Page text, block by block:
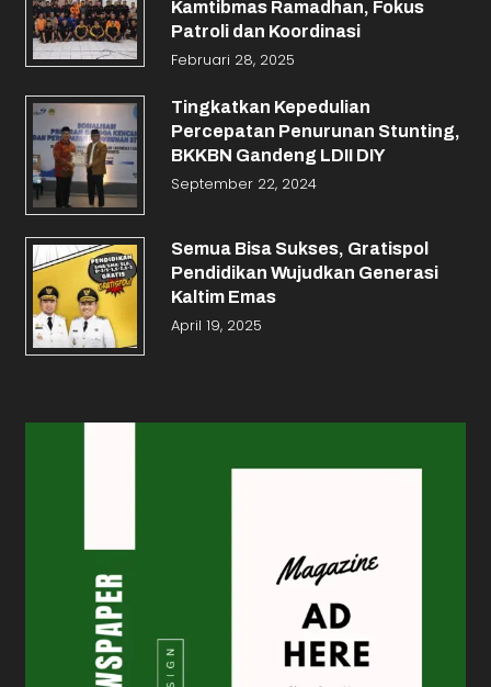
Kamtibmas Ramadhan, Fokus
Patroli dan Koordinasi
Februari 28, 2025
Tingkatkan Kepedulian
Percepatan Penurunan Stunting,
BKKBN Gandeng LDII DIY
September 22, 2024
Semua Bisa Sukses, Gratispol
Pendidikan Wujudkan Generasi
Kaltim Emas
April 19, 2025